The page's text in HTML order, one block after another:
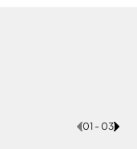
01 - 03